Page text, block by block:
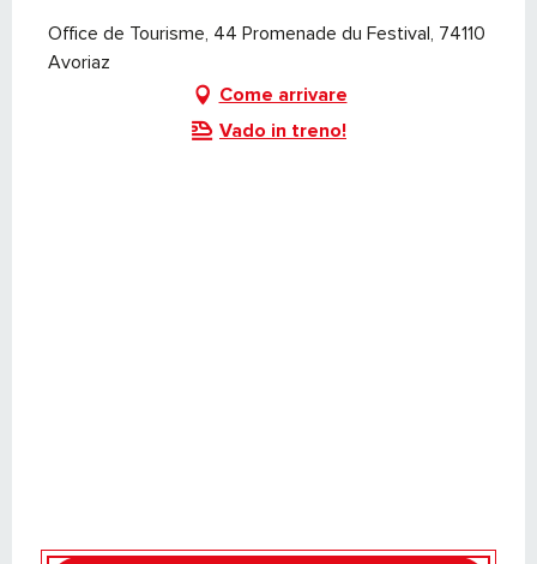
Office de Tourisme, 44 Promenade du Festival, 74110
Avoriaz
Come arrivare
Vado in treno!